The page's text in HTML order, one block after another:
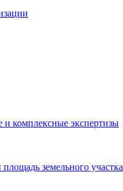
и комплексные экспертизы
земельного участка